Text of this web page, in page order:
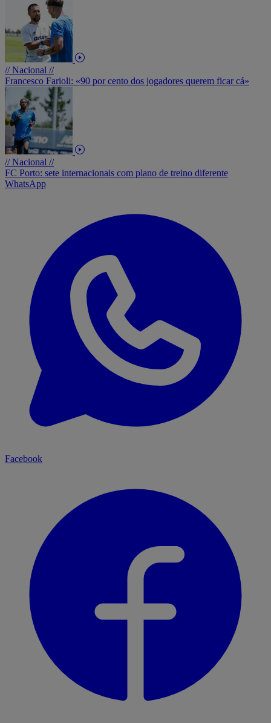
// Nacional //
Francesco Farioli: «90 por cento dos jogadores querem ficar cá»
// Nacional //
FC Porto: sete internacionais com plano de treino diferente
WhatsApp
Facebook